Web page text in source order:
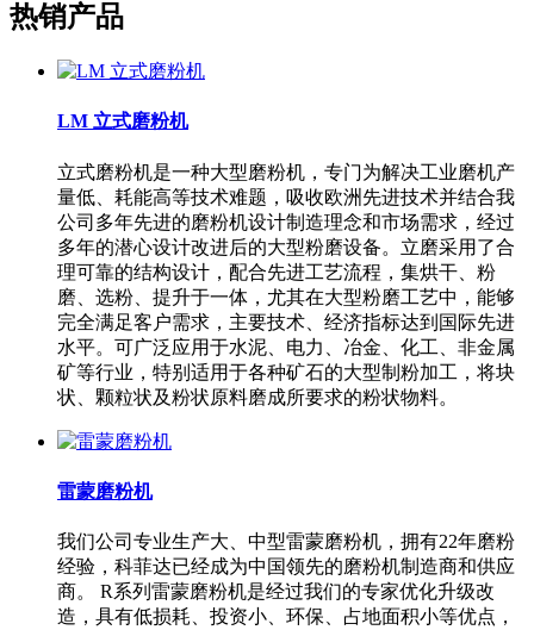
热销产品
LM 立式磨粉机
立式磨粉机是一种大型磨粉机，专门为解决工业磨机产
量低、耗能高等技术难题，吸收欧洲先进技术并结合我
公司多年先进的磨粉机设计制造理念和市场需求，经过
多年的潜心设计改进后的大型粉磨设备。立磨采用了合
理可靠的结构设计，配合先进工艺流程，集烘干、粉
磨、选粉、提升于一体，尤其在大型粉磨工艺中，能够
完全满足客户需求，主要技术、经济指标达到国际先进
水平。可广泛应用于水泥、电力、冶金、化工、非金属
矿等行业，特别适用于各种矿石的大型制粉加工，将块
状、颗粒状及粉状原料磨成所要求的粉状物料。
雷蒙磨粉机
我们公司专业生产大、中型雷蒙磨粉机，拥有22年磨粉
经验，科菲达已经成为中国领先的磨粉机制造商和供应
商。 R系列雷蒙磨粉机是经过我们的专家优化升级改
造，具有低损耗、投资小、环保、占地面积小等优点，